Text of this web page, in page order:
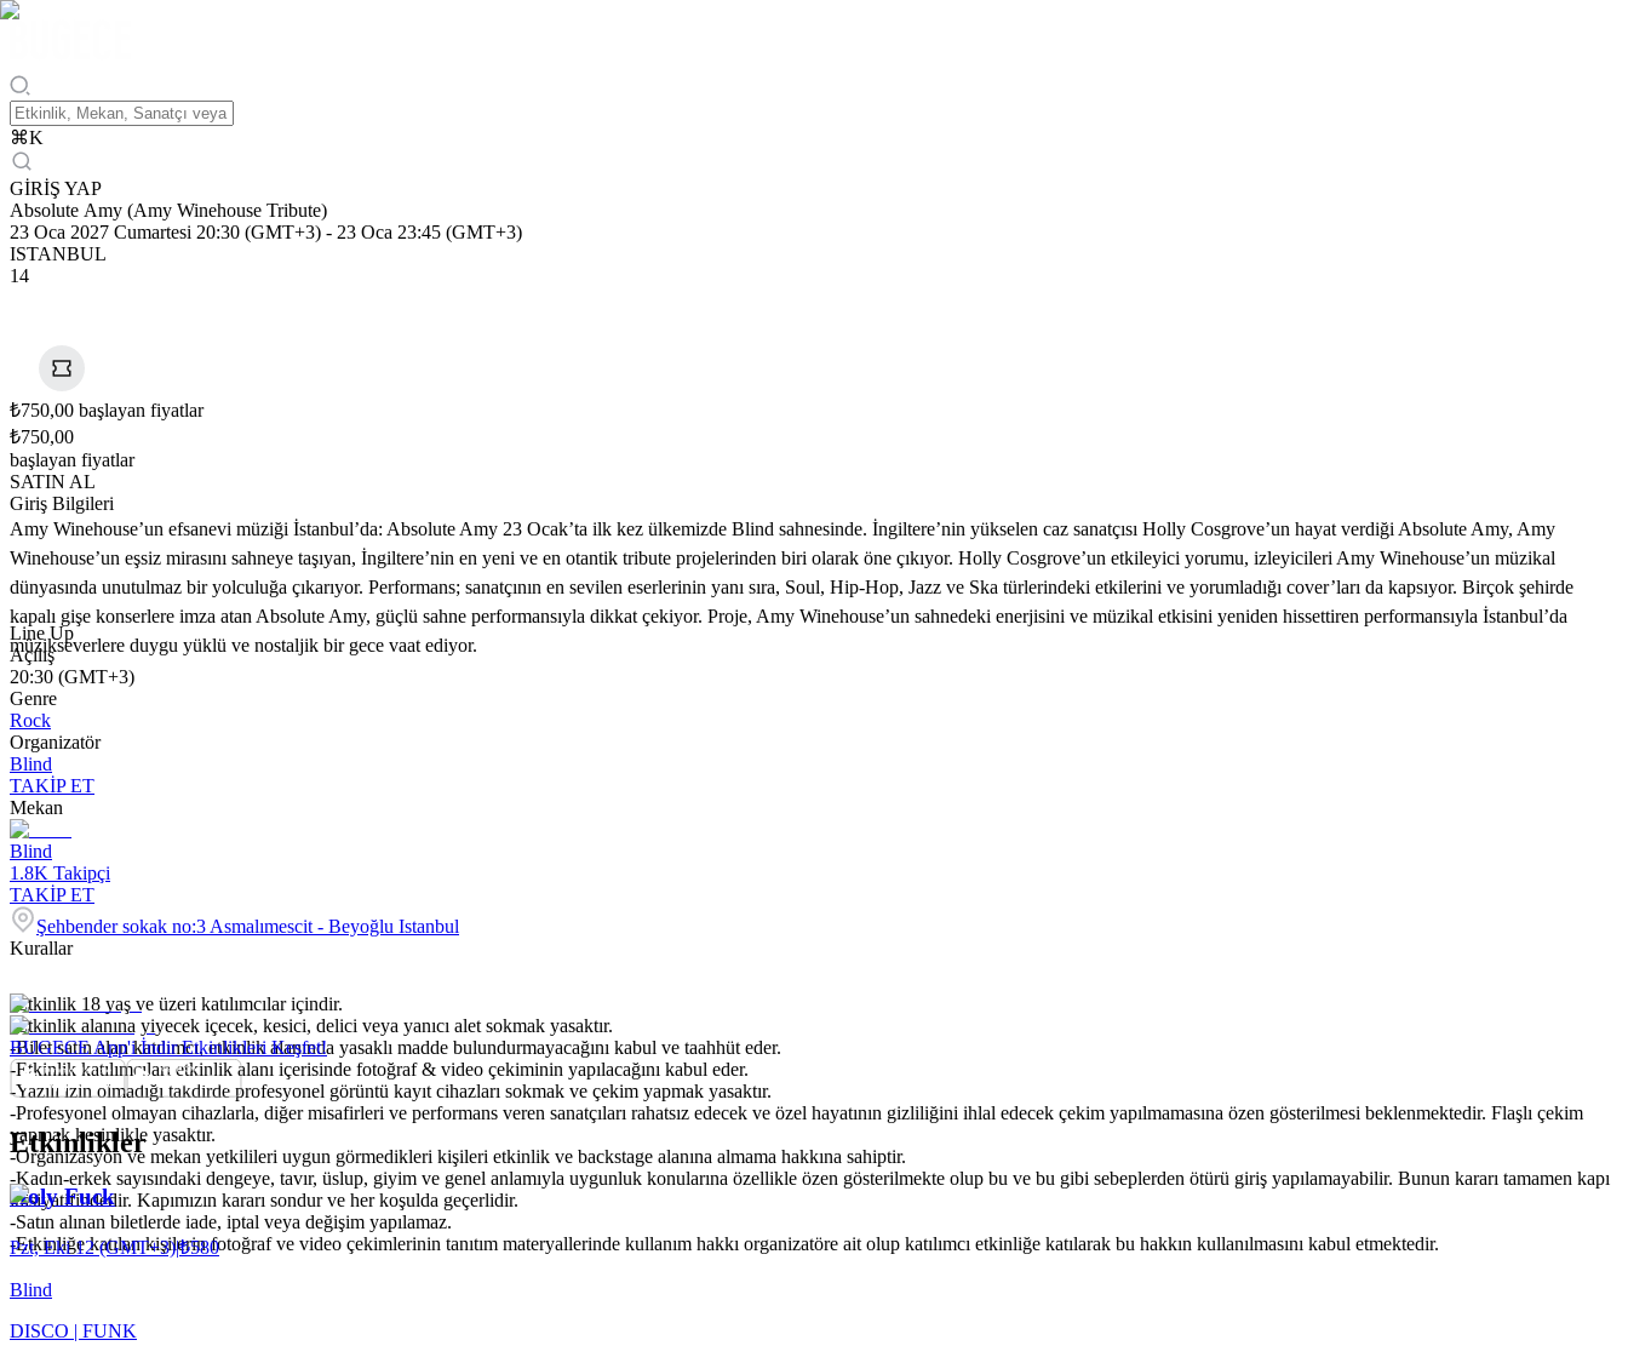
⌘K
GİRİŞ YAP
Absolute Amy (Amy Winehouse Tribute)
23 Oca 2027 Cumartesi 20:30 (GMT+3) - 23 Oca 23:45 (GMT+3)
ISTANBUL
14
₺750,00 başlayan fiyatlar
₺750,00
başlayan fiyatlar
SATIN AL
Giriş Bilgileri
Amy Winehouse’un efsanevi müziği İstanbul’da: Absolute Amy 23 Ocak’ta ilk kez ülkemizde Blind sahnesinde. İngiltere’nin yükselen caz sanatçısı Holly Cosgrove’un hayat verdiği Absolute Amy, Amy
Winehouse’un eşsiz mirasını sahneye taşıyan, İngiltere’nin en yeni ve en otantik tribute projelerinden biri olarak öne çıkıyor. Holly Cosgrove’un etkileyici yorumu, izleyicileri Amy Winehouse’un müzikal
dünyasında unutulmaz bir yolculuğa çıkarıyor. Performans; sanatçının en sevilen eserlerinin yanı sıra, Soul, Hip-Hop, Jazz ve Ska türlerindeki etkilerini ve yorumladığı cover’ları da kapsıyor. Birçok şehirde
kapalı gişe konserlere imza atan Absolute Amy, güçlü sahne performansıyla dikkat çekiyor. Proje, Amy Winehouse’un sahnedeki enerjisini ve müzikal etkisini yeniden hissettiren performansıyla İstanbul’da
müzikseverlere duygu yüklü ve nostaljik bir gece vaat ediyor.
Line Up
Açılış
20:30 (GMT+3)
Genre
Rock
Organizatör
Blind
TAKİP ET
Mekan
Blind
1.8K Takipçi
TAKİP ET
Şehbender sokak no:3 Asmalımescit - Beyoğlu Istanbul
Kurallar
-Etkinlik 18 yaş ve üzeri katılımcılar içindir.
-Etkinlik alanına yiyecek içecek, kesici, delici veya yanıcı alet sokmak yasaktır.
-Bilet satın alan katılımcı, etkinlik alanında yasaklı madde bulundurmayacağını kabul ve taahhüt eder.
-Etkinlik katılımcıları etkinlik alanı içerisinde fotoğraf & video çekiminin yapılacağını kabul eder.
-Yazılı izin olmadığı takdirde profesyonel görüntü kayıt cihazları sokmak ve çekim yapmak yasaktır.
-Profesyonel olmayan cihazlarla, diğer misafirleri ve performans veren sanatçıları rahatsız edecek ve özel hayatının gizliliğini ihlal edecek çekim yapılmamasına özen gösterilmesi beklenmektedir. Flaşlı çekim
yapmak kesinlikle yasaktır.
-Organizasyon ve mekan yetkilileri uygun görmedikleri kişileri etkinlik ve backstage alanına almama hakkına sahiptir.
-Kadın-erkek sayısındaki dengeye, tavır, üslup, giyim ve genel anlamıyla uygunluk konularına özellikle özen gösterilmekte olup bu ve bu gibi sebeplerden ötürü giriş yapılamayabilir. Bunun kararı tamamen kapı
inisiyatifindedir. Kapımızın kararı sondur ve her koşulda geçerlidir.
-Satın alınan biletlerde iade, iptal veya değişim yapılamaz.
-Etkinliğe katılan kişilerin fotoğraf ve video çekimlerinin tanıtım materyallerinde kullanım hakkı organizatöre ait olup katılımcı etkinliğe katılarak bu hakkın kullanılmasını kabul etmektedir.
BUGECE App'i İndir Etkinlikleri Keşfet!
Etkinlikler
Holy Fuck
Pzt, Eki 12 (GMT+3)|₺580
Blind
DISCO | FUNK